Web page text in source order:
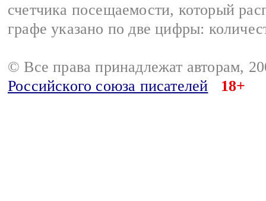
счетчика посещаемости, который
графе указано по две цифры:
© Все права принадлежат авторам,
Российского союза писателей
18+